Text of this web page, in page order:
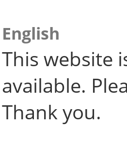
English
This website
available.
Thank you.